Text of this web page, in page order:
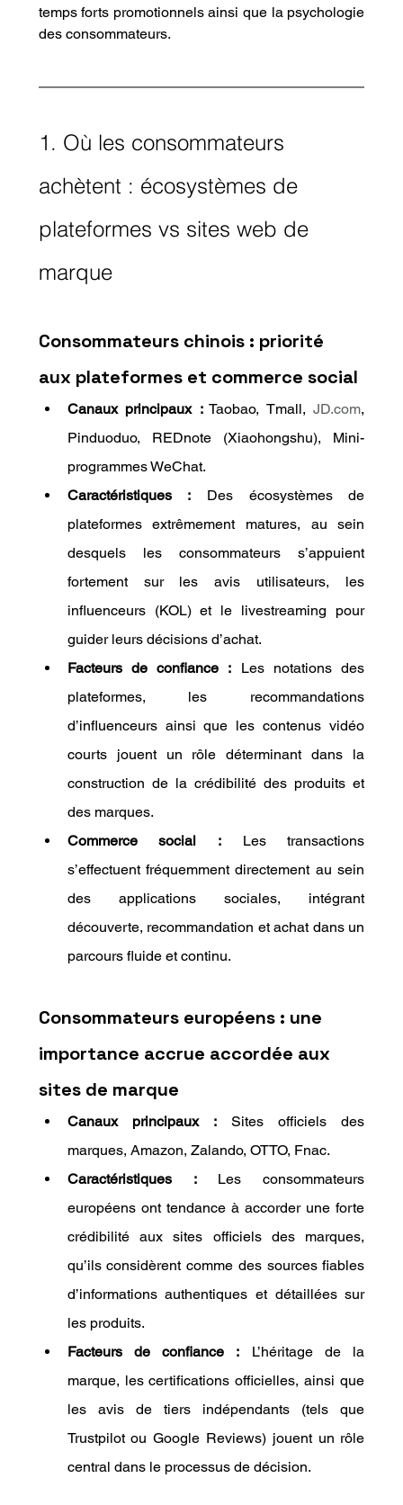
temps forts promotionnels ainsi que la psychologie
des consommateurs.
1. Où les consommateurs
achètent : écosystèmes de
plateformes vs sites web de
marque
Consommateurs chinois : priorité
aux plateformes et commerce social
Canaux principaux : Taobao, Tmall, JD.com,
Pinduoduo, REDnote (Xiaohongshu), Mini-
programmes WeChat.
Caractéristiques : Des écosystèmes de
plateformes extrêmement matures, au sein
desquels les consommateurs s’appuient
fortement sur les avis utilisateurs, les
influenceurs (KOL) et le livestreaming pour
guider leurs décisions d’achat.
Facteurs de confiance : Les notations des
plateformes, les recommandations
d’influenceurs ainsi que les contenus vidéo
courts jouent un rôle déterminant dans la
construction de la crédibilité des produits et
des marques.
Commerce social : Les transactions
s’effectuent fréquemment directement au sein
des applications sociales, intégrant
découverte, recommandation et achat dans un
parcours fluide et continu.
Consommateurs européens : une
importance accrue accordée aux
sites de marque
Canaux principaux : Sites officiels des
marques, Amazon, Zalando, OTTO, Fnac.
Caractéristiques : Les consommateurs
européens ont tendance à accorder une forte
crédibilité aux sites officiels des marques,
qu’ils considèrent comme des sources fiables
d’informations authentiques et détaillées sur
les produits.
Facteurs de confiance : L’héritage de la
marque, les certifications officielles, ainsi que
les avis de tiers indépendants (tels que
Trustpilot ou Google Reviews) jouent un rôle
central dans le processus de décision.